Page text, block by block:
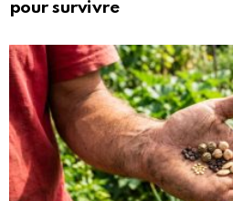
pour survivre